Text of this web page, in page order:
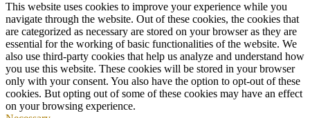
This website uses cookies to improve your experience while you
navigate through the website. Out of these cookies, the cookies that
are categorized as necessary are stored on your browser as they are
essential for the working of basic functionalities of the website. We
also use third-party cookies that help us analyze and understand how
you use this website. These cookies will be stored in your browser
only with your consent. You also have the option to opt-out of these
cookies. But opting out of some of these cookies may have an effect
on your browsing experience.